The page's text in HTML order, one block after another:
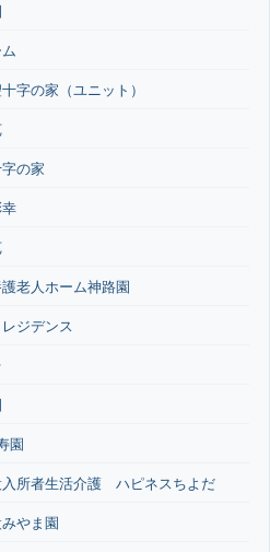
字の家（ユニット）
の家
老人ホーム神路園
ジデンス
園
所者生活介護 ハピネスちよだ
やま園